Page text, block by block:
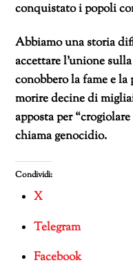
conquistato i popoli
Abbiamo una storia
accettare l’unione
conobbero la fame e
morire decine di
apposta per
chiama genocidio.
Condividi:
X
Telegram
Facebook